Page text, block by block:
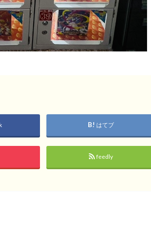
はてブ
feedly